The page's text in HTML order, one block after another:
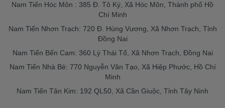
Nam Tiến Hóc Môn : 385 Đ. Tô Ký, Xã Hóc Môn, Thành phố Hồ
Chí Minh
Nam Tiến Nhơn Trạch: 720 Đ. Hùng Vương, Xã Nhơn Trạch, Tỉnh
Đồng Nai
Nam Tiến Bến Cam: 360 Lý Thái Tổ, Xã Nhơn Trạch, Đồng Nai
Nam Tiến Nhà Bè: 770 Nguyễn Văn Tạo, Xã Hiệp Phước, Hồ Chí
Minh
Nam Tiến Tân Kim: 192 QL50, Xã Cần Giuộc, Tỉnh Tây Ninh